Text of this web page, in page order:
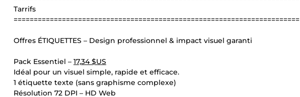
Tarrifs
=======================================================================
Offres ÉTIQUETTES – Design professionnel & impact visuel garanti
Pack Essentiel – 17,34 $US
Idéal pour un visuel simple, rapide et efficace.
1 étiquette texte (sans graphisme complexe)
Résolution 72 DPI – HD Web